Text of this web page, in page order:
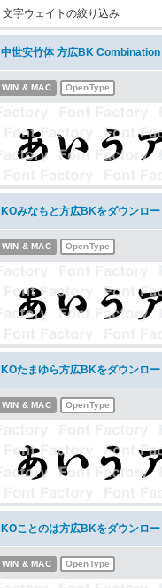
文字ウェイトの絞り込み
中世安竹体 方広BK
WIN & MAC OpenType
KOみなもと方広BKをダウンロ
WIN & MAC OpenType
KOたまゆら方広BKをダウンロ
WIN & MAC OpenType
KOことのは方広BKをダウンロ
WIN & MAC OpenType